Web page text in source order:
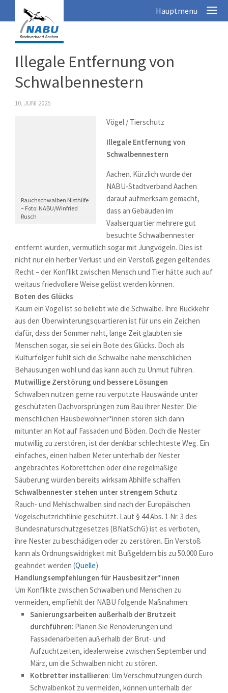
Illegale Entfernung von
Schwalbennestern
10. JUNI 2025
Rauchschwalben Nisthilfe
– Foto: NABU/Winfried
Rusch
Vögel / Tierschutz
Illegale Entfernung von
Schwalbennestern
Aachen. Kürzlich wurde der
NABU-Stadtverband Aachen
darauf aufmerksam gemacht,
dass an Gebäuden im
Vaalserquartier mehrere gut
besuchte Schwalbennester
entfernt wurden, vermutlich sogar mit Jungvögeln. Dies ist
nicht nur ein herber Verlust und ein Verstoß gegen geltendes
Recht – der Konflikt zwischen Mensch und Tier hätte auch auf
weitaus friedvollere Weise gelöst werden können.
Boten des Glücks
Kaum ein Vogel ist so beliebt wie die Schwalbe. Ihre Rückkehr
aus den Überwinterungsquartieren ist für uns ein Zeichen
dafür, dass der Sommer naht, lange Zeit glaubten sie
Menschen sogar, sie sei ein Bote des Glücks. Doch als
Kulturfolger fühlt sich die Schwalbe nahe menschlichen
Behausungen wohl und das kann auch zu Unmut führen.
Mutwillige Zerstörung und bessere Lösungen
Schwalben nutzen gerne rau verputzte Hauswände unter
geschützten Dachvorsprüngen zum Bau ihrer Nester. Die
menschlichen Hausbewohner*innen stören sich dann
mitunter an Kot auf Fassaden und Böden. Doch die Nester
mutwillig zu zerstören, ist der denkbar schlechteste Weg. Ein
einfaches, einen halben Meter unterhalb der Nester
angebrachtes Kotbrettchen oder eine regelmäßige
Säuberung würden bereits wirksam Abhilfe schaffen.
Schwalbennester stehen unter strengem Schutz
Rauch- und Mehlschwalben sind nach der Europäischen
Vogelschutzrichtlinie geschützt. Laut § 44 Abs. 1 Nr. 3 des
Bundesnaturschutzgesetzes (BNatSchG) ist es verboten,
ihre Nester zu beschädigen oder zu zerstören. Ein Verstoß
kann als Ordnungswidrigkeit mit Bußgeldern bis zu 50.000 Euro
geahndet werden (Quelle).
Handlungsempfehlungen für Hausbesitzer*innen
Um Konflikte zwischen Schwalben und Menschen zu
vermeiden, empfiehlt der NABU folgende Maßnahmen:
Sanierungsarbeiten außerhalb der Brutzeit
durchführen: Planen Sie Renovierungen und
Fassadenarbeiten außerhalb der Brut- und
Aufzuchtzeiten, idealerweise zwischen September und
März, um die Schwalben nicht zu stören.
Kotbretter installieren: Um Verschmutzungen durch
Schwalbenkot zu vermeiden, können unterhalb der